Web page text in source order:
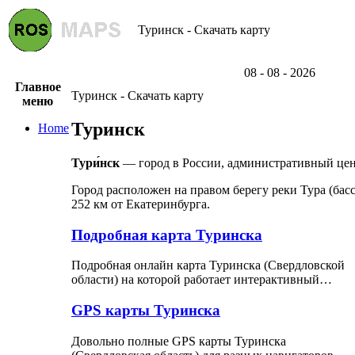
Туринск - Скачать карту
08 - 08 - 2026
Главное
меню
Home
Туринск - Скачать карту
Туринск
Тури́нск — город в России, административный
Город расположен на правом берегу реки Тура
252 км от Екатеринбурга.
Подробная карта Туринска
Подробная онлайн карта Туринска (Свердловской
области) на которой работает интерактивный…
GPS карты Туринска
Довольно полные GPS карты Туринска